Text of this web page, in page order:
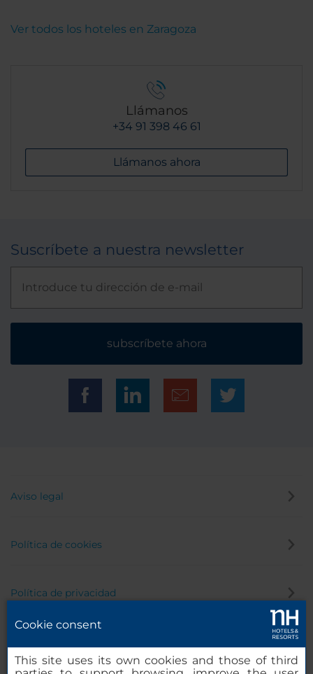
Ver todos los hoteles en Zaragoza
Llámanos
+34 91 398 46 61
Llámanos ahora
Suscríbete a nuestra newsletter
subscríbete ahora
Aviso legal
Política de cookies
Política de privacidad
Cookie consent
This site uses its own cookies and those of third